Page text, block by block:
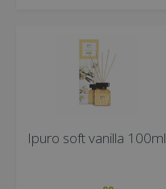
Ipuro soft vanilla 100ml